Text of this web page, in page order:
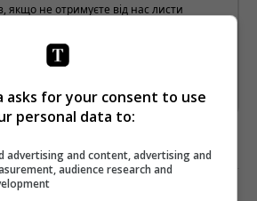
якщо не отримуєте від нас листи
for your consent to use
personal data to:
advertising and content, advertising and
audience research and